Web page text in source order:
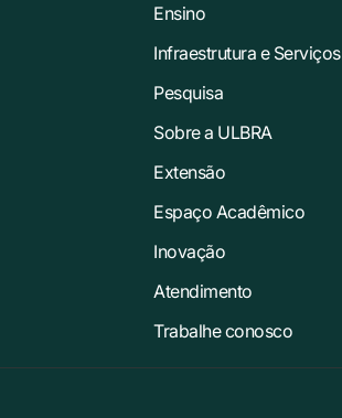
Ensino
Infraestrutura e Serviços
Pesquisa
Sobre a ULBRA
Extensão
Espaço Acadêmico
Inovação
Atendimento
Trabalhe conosco